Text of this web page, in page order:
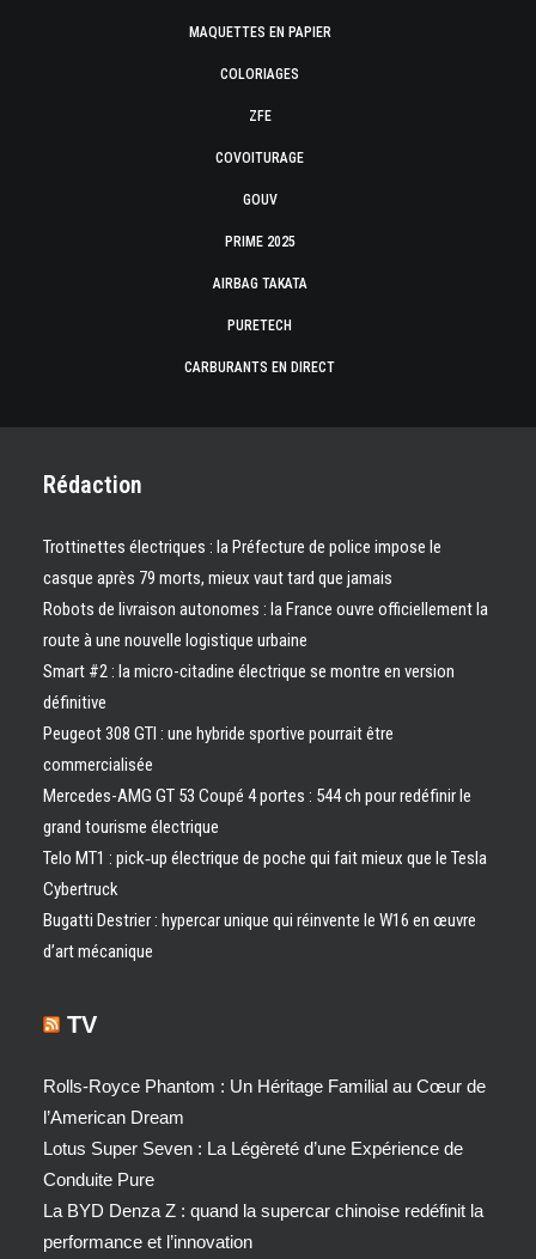
MAQUETTES EN PAPIER
COLORIAGES
ZFE
COVOITURAGE
GOUV
PRIME 2025
AIRBAG TAKATA
PURETECH
CARBURANTS EN DIRECT
Rédaction
Trottinettes électriques : la Préfecture de police impose le
casque après 79 morts, mieux vaut tard que jamais
Robots de livraison autonomes : la France ouvre officiellement la
route à une nouvelle logistique urbaine
Smart #2 : la micro-citadine électrique se montre en version
définitive
Peugeot 308 GTI : une hybride sportive pourrait être
commercialisée
Mercedes-AMG GT 53 Coupé 4 portes : 544 ch pour redéfinir le
grand tourisme électrique
Telo MT1 : pick‑up électrique de poche qui fait mieux que le Tesla
Cybertruck
Bugatti Destrier : hypercar unique qui réinvente le W16 en œuvre
d’art mécanique
TV
Rolls-Royce Phantom : Un Héritage Familial au Cœur de
l’American Dream
Lotus Super Seven : La Légèreté d’une Expérience de
Conduite Pure
La BYD Denza Z : quand la supercar chinoise redéfinit la
performance et l’innovation